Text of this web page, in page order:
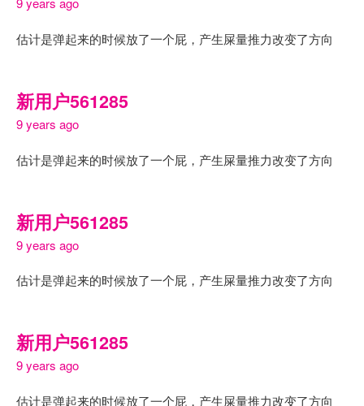
估计是弹起来的时候放了一个屁，产生屎量推力改变了方向
新用户561285
9 years ago
估计是弹起来的时候放了一个屁，产生屎量推力改变了方向
新用户561285
9 years ago
估计是弹起来的时候放了一个屁，产生屎量推力改变了方向
新用户561285
9 years ago
估计是弹起来的时候放了一个屁，产生屎量推力改变了方向